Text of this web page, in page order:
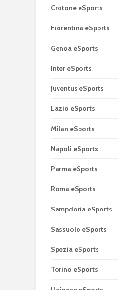
Crotone eSports
Fiorentina eSports
Genoa eSports
Inter eSports
Juventus eSports
Lazio eSports
Milan eSports
Napoli eSports
Parma eSports
Roma eSports
Sampdoria eSports
Sassuolo eSports
Spezia eSports
Torino eSports